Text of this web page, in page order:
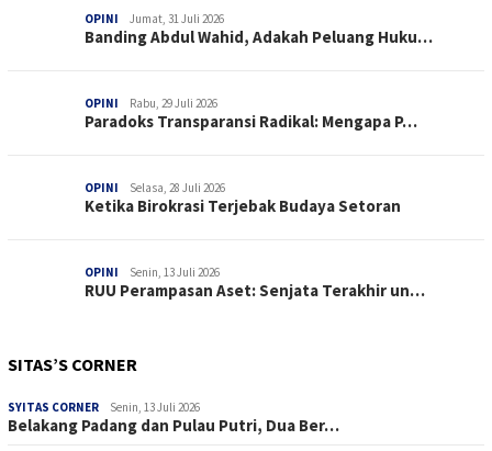
OPINI Jumat, 31 Juli 2026
Banding Abdul Wahid, Adakah Peluang Huku…
OPINI Rabu, 29 Juli 2026
Paradoks Transparansi Radikal: Mengapa P…
OPINI Selasa, 28 Juli 2026
Ketika Birokrasi Terjebak Budaya Setoran
OPINI Senin, 13 Juli 2026
RUU Perampasan Aset: Senjata Terakhir un…
SITAS’S CORNER
SYITAS CORNER Senin, 13 Juli 2026
Belakang Padang dan Pulau Putri, Dua Ber…